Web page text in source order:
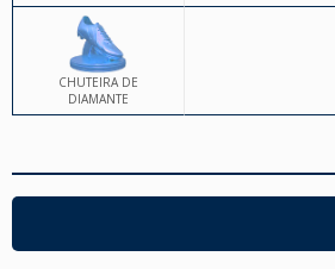
CHUTEIRA DE
DIAMANTE